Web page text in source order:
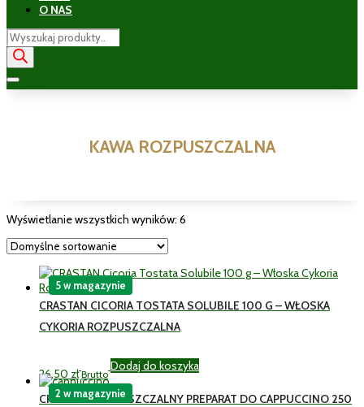
O NAS
Wyszukiwarka
produktów
KAWA ROZPUSZCZALNA
Wyświetlanie wszystkich wyników: 6
CRASTAN CICORIA TOSTATA SOLUBILE 100 G – WŁOSKA
CYKORIA ROZPUSZCZALNA
26,50 zł Brutto
Dodaj do koszyka
5 w magazynie
CRASTAN ROZPUSZCZALNY PREPARAT DO CAPPUCCINO 250
2 w magazynie